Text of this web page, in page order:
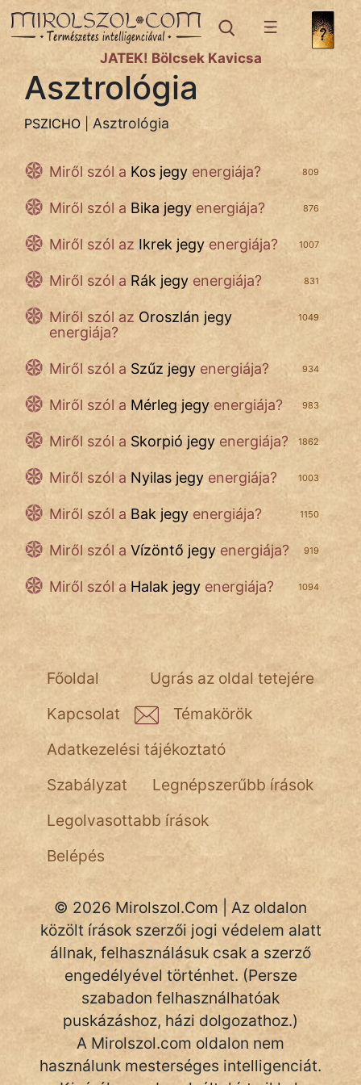
PSZICHOtémák:
Asztrológia
Gyerekpszicho
Pszichológia
Tanmese
IRODALOM
És
És
Jób Gedeon
vörös ördög
nagyöreg
NapHold
Név nélkül
pszichopati
JÁTÉK! Bölcsek Kavicsa
Asztrológia
PSZICHO Asztrológia
809
Miről szól a Kos jegy energiája?
876
Miről szól a Bika jegy energiája?
1007
Miről szól az Ikrek jegy energiája?
831
Miről szól a Rák jegy energiája?
1049
Miről szól az Oroszlán jegy
energiája?
934
Miről szól a Szűz jegy energiája?
983
Miről szól a Mérleg jegy energiája?
1862
Miről szól a Skorpió jegy energiája?
1003
Miről szól a Nyilas jegy energiája?
1150
Miről szól a Bak jegy energiája?
919
Miről szól a Vízöntő jegy energiája?
1094
Miről szól a Halak jegy energiája?
Ugrás az oldal tetejére
Főoldal
Kapcsolat
Témakörök
Adatkezelési tájékoztató
Szabályzat
Legnépszerűbb írások
Legolvasottabb írások
Belépés
© 2026 Mirolszol.Com | Az oldalon
közölt írások szerzői jogi védelem alatt
állnak, felhasználásuk csak a szerző
engedélyével történhet. (Persze
szabadon felhasználhatóak
puskázáshoz, házi dolgozathoz.)
A Mirolszol.com oldalon nem
használunk mesterséges intelligenciát.